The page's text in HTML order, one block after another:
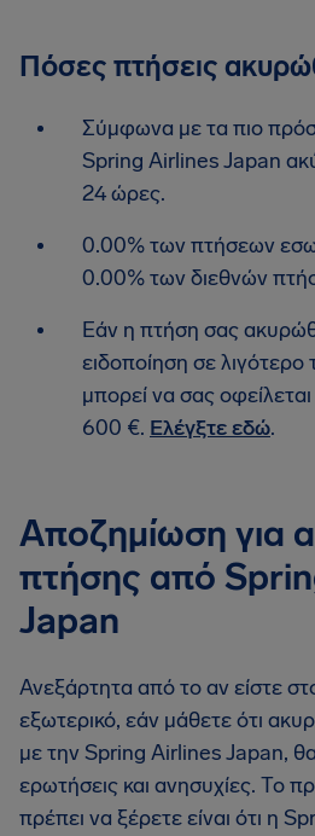
Πόσες πτήσεις
Σύμφωνα με τα πιο
Spring Airlines Japan
24 ώρες.
0.00% των πτήσεων
0.00% των διεθνών
Εάν η πτήση σας
ειδοποίηση σε
μπορεί να σας
600 €. Ελέγξτε εδώ.
Αποζημίωση για
πτήσης από
Japan
Ανεξάρτητα από το αν είστε
εξωτερικό, εάν μάθετε ότι
με την Spring Airlines Japan,
ερωτήσεις και ανησυχίες. Το
πρέπει να ξέρετε είναι ότι η